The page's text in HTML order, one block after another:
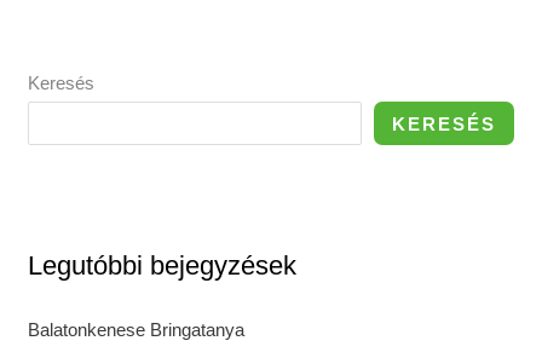
Keresés
KERESÉS
Legutóbbi bejegyzések
Balatonkenese Bringatanya